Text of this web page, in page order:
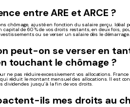
entre ARE et ARCE ?
chômage, ajusté en fonction du salaire perçu. Idéal
capital de 60 % de vos droits restants, en deux fois,
ou se verser un salaire dès le démarrage.
peut-on se verser en
touchant le chômage ?
ne pas réduire excessivement vos allocations.
qui réduit le montant mensuel des allocations. Il est
dividendes jusqu’à la fin de vos droits.
ils mes droits au